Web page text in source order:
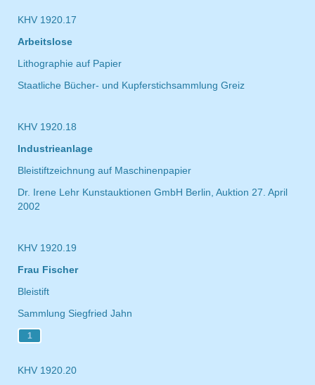
KHV 1920.17
Arbeitslose
Lithographie auf Papier
Staatliche Bücher- und Kupferstichsammlung Greiz
KHV 1920.18
Industrieanlage
Bleistiftzeichnung auf Maschinenpapier
Dr. Irene Lehr Kunstauktionen GmbH Berlin, Auktion 27. April
2002
KHV 1920.19
Frau Fischer
Bleistift
Sammlung Siegfried Jahn
1
KHV 1920.20